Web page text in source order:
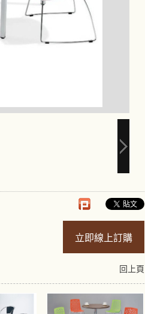
立即線上訂購
回上頁